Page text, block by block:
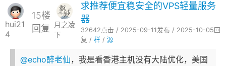
hui21
4
15楼
回复
月之凌
下
求推荐便宜稳安全的VPS轻量服务
器
32642点击 / 2025-09-11发布 / 2025-10-05回
复 / 样/ 源
@echo醉老仙，我是看香港主机没有大陆优化，美国